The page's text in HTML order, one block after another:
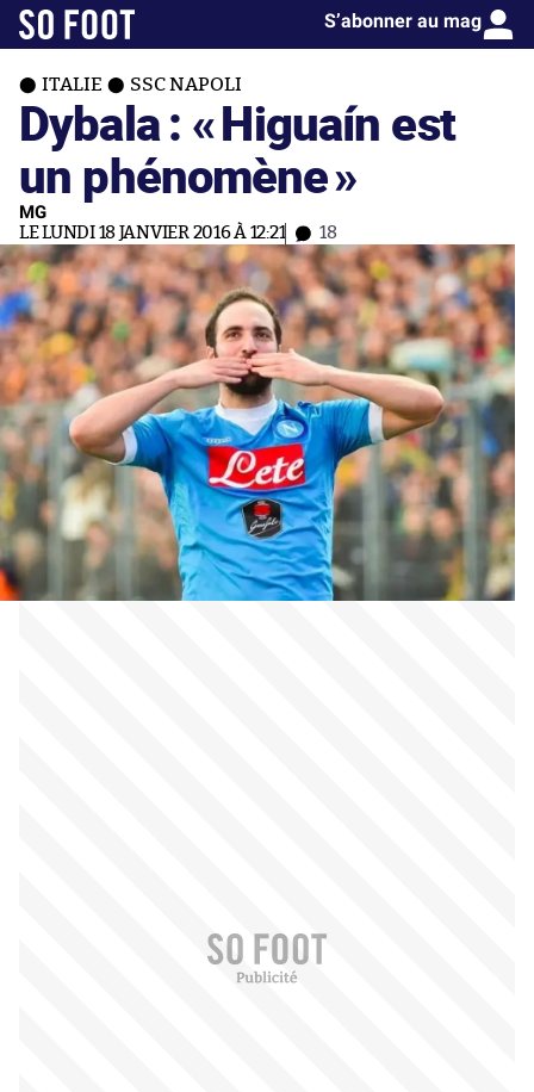
S’abonner au mag
ITALIE SSC NAPOLI
Dybala : «Higuaín est
un phénomène»
MG
LE LUNDI 18 JANVIER 2016 À 12:21 18